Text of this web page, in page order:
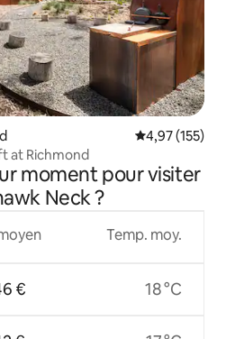
Évaluation
4,97 (155)
at Richmond
moment pour visiter
Neck ?
€
Temp. moy.
18 °C